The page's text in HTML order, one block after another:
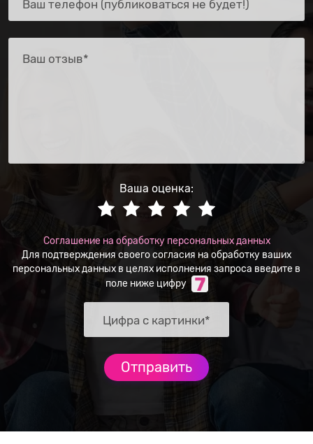
Ваша оценка:
Соглашение на обработку персональных данных
Для подтверждения своего согласия на обработку ваших
персональных данных в целях исполнения запроса введите в
поле ниже цифру